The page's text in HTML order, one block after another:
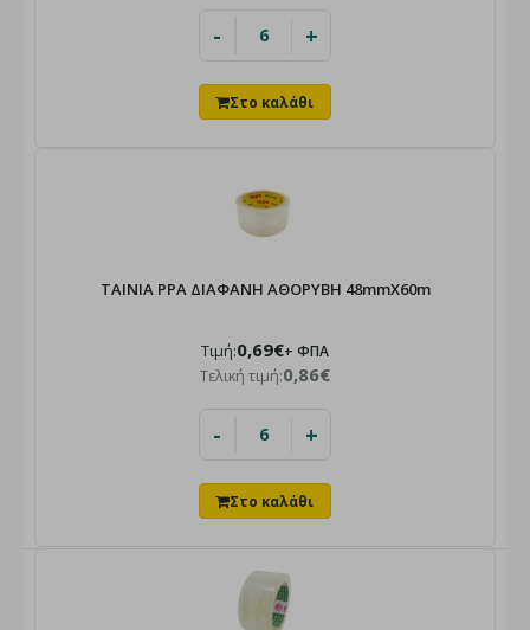
- +
TAINIA PPA ΔΙΑΦΑΝΗ ΑΘΟΡΥΒΗ 48mmX60m
Τιμή:0,69€+ ΦΠΑ
Τελική τιμή:0,86€
- +